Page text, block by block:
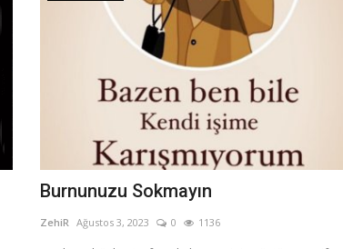
Burnunuzu Sokmayın
ZehiR Ağustos 3, 2023 0 1136
Eski Sohbetler ve mIRC Nostaljisi
Güzel Sözler haziran 30, 2026